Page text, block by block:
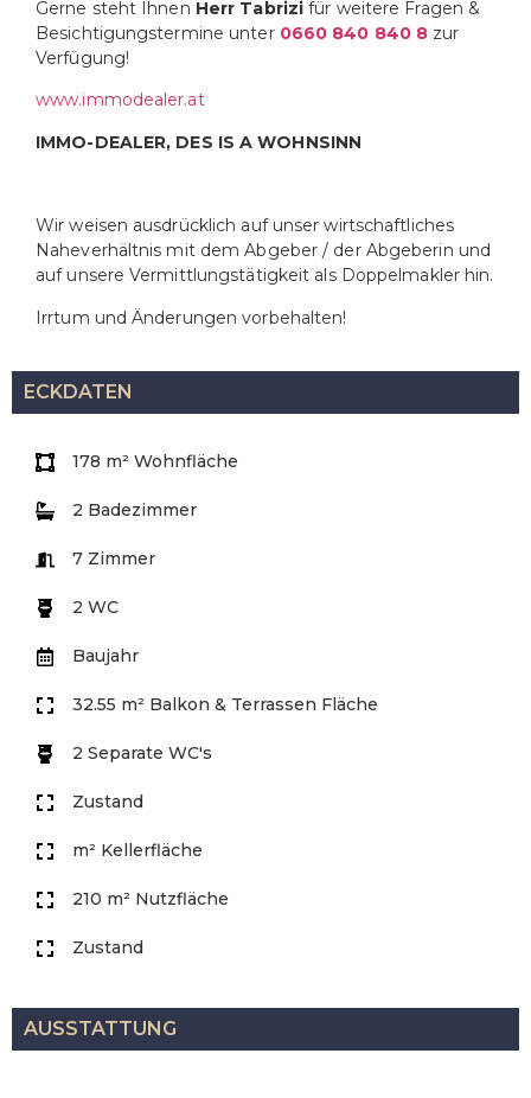
Gerne steht Ihnen Herr Tabrizi für weitere Fragen &
Besichtigungstermine unter 0660 840 840 8 zur
Verfügung!
www.immodealer.at
IMMO-DEALER, DES IS A WOHNSINN
Wir weisen ausdrücklich auf unser wirtschaftliches
Naheverhältnis mit dem Abgeber / der Abgeberin und
auf unsere Vermittlungstätigkeit als Doppelmakler hin.
Irrtum und Änderungen vorbehalten!
ECKDATEN
178 m² Wohnfläche
2 Badezimmer
7 Zimmer
2 WC
Baujahr
32.55 m² Balkon & Terrassen Fläche
2 Separate WC's
Zustand
m² Kellerfläche
210 m² Nutzfläche
Zustand
AUSSTATTUNG